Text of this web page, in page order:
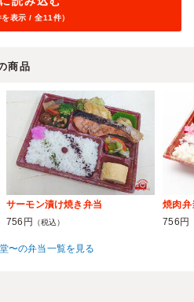
を表示 / 全11件）
商品
サーモン漬け焼き弁当
756円
（税込）
焼肉弁
756円
〜の弁当一覧を見る